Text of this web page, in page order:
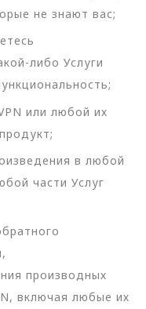
не знают вас;
либо Услуги
или любой их
в любой
части Услуг
производных
включая любые их